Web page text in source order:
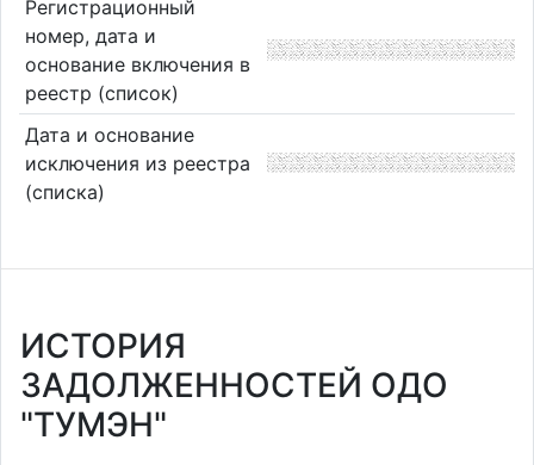
Регистрационный
номер, дата и
основание включения в
реестр (список)
Дата и основание
исключения из реестра
(списка)
ИСТОРИЯ
ЗАДОЛЖЕННОСТЕЙ ОДО
"ТУМЭН"